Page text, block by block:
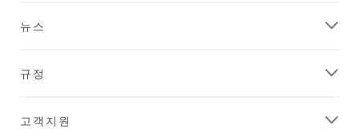
뉴스
규정
고객지원